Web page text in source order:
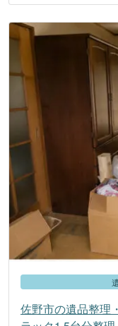
佐野市の遺品整理